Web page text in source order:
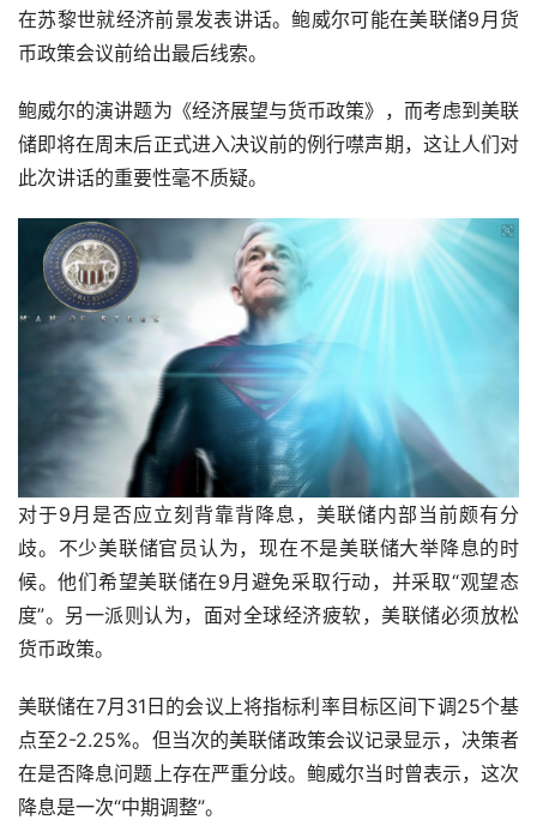
在苏黎世就经济前景发表讲话。鲍威尔可能在美联储9月货
币政策会议前给出最后线索。
鲍威尔的演讲题为《经济展望与货币政策》，而考虑到美联
储即将在周末后正式进入决议前的例行噤声期，这让人们对
此次讲话的重要性毫不质疑。
对于9月是否应立刻背靠背降息，美联储内部当前颇有分
歧。不少美联储官员认为，现在不是美联储大举降息的时
候。他们希望美联储在9月避免采取行动，并采取“观望态
度”。另一派则认为，面对全球经济疲软，美联储必须放松
货币政策。
美联储在7月31日的会议上将指标利率目标区间下调25个基
点至2-2.25%。但当次的美联储政策会议记录显示，决策者
在是否降息问题上存在严重分歧。鲍威尔当时曾表示，这次
降息是一次“中期调整”。